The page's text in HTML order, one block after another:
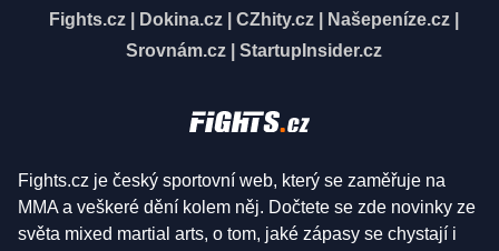
Fights.cz
Dokina.cz CZhity.cz Našepeníze.cz
Srovnám.cz
StartupInsider.cz
Fights.cz je český sportovní web, který se zaměřuje na
MMA a veškeré dění kolem něj. Dočtete se zde novinky ze
světa mixed martial arts, o tom, jaké zápasy se chystají i